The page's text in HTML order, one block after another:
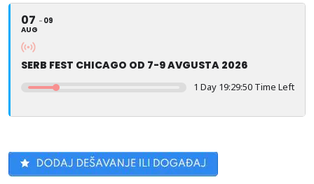
07
AUG
09
SERB FEST CHICAGO OD 7-9 AVGUSTA 2026
1 Day 19:29:50 Time Left